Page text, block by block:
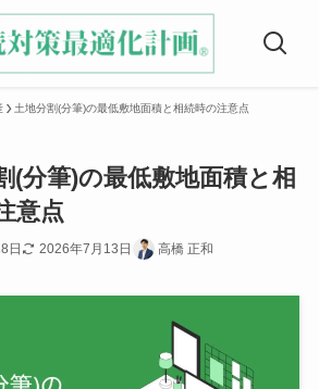
土地分割(分筆)の最低敷地面積と相続時の注意点
(分筆)の最低敷地面積と相
意点
日 2026年7月13日 高橋 正和